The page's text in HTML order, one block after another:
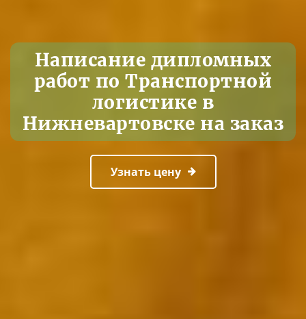
Написание дипломных
работ по Транспортной
логистике в
Нижневартовске на заказ
Узнать цену